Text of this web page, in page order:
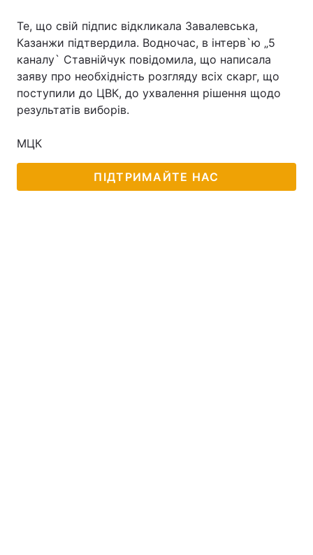
Головна Війна
Спорт Наука
Те, що свій підпис відкликала Завалевська,
Казанжи підтвердила. Водночас, в інтерв`ю „5
каналу` Ставнійчук повідомила, що написала
заяву про необхідність розгляду всіх скарг, що
поступили до ЦВК, до ухвалення рішення щодо
результатів виборів.
МЦК
ПІДТРИМАЙТЕ НАС